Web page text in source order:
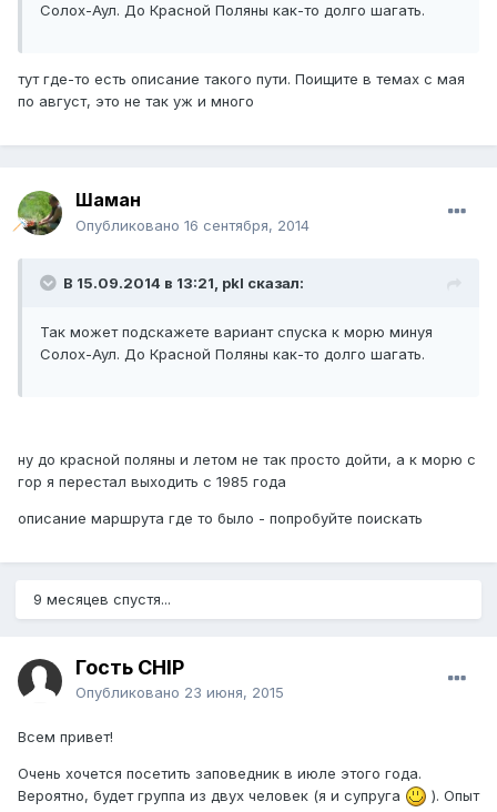
Солох-Аул. До Красной Поляны как-то долго шагать.
тут где-то есть описание такого пути. Поищите в темах с мая
по август, это не так уж и много
Шаман
Опубликовано 16 сентября, 2014
В 15.09.2014 в 13:21, pkl сказал:
Так может подскажете вариант спуска к морю минуя
Солох-Аул. До Красной Поляны как-то долго шагать.
ну до красной поляны и летом не так просто дойти, а к морю с
гор я перестал выходить с 1985 года
описание маршрута где то было - попробуйте поискать
9 месяцев спустя...
Гость CHIP
Опубликовано 23 июня, 2015
Всем привет!
Очень хочется посетить заповедник в июле этого года.
Вероятно, будет группа из двух человек (я и супруга
). Опыт